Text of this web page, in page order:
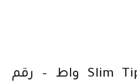
شاحن لينوفو Slim Tip 65 واط – رقم